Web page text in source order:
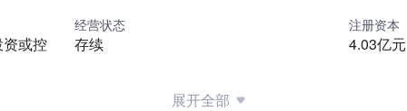
或控
经营状态
存续
注册资本
4.03亿元
展开全部